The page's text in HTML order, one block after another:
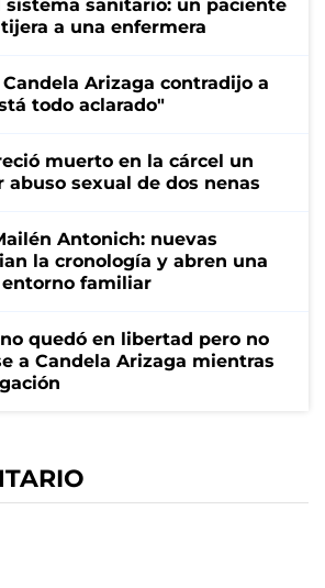
sistema sanitario: un paciente
a una enfermera
Arizaga contradijo a
todo aclarado"
muerto en la cárcel un
abuso sexual de dos nenas
Antonich: nuevas
la cronología y abren una
familiar
quedó en libertad pero no
a Candela Arizaga mientras